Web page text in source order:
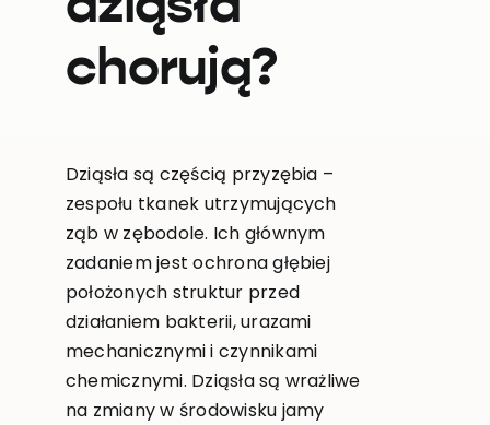
chorują?
Dziąsła są częścią przyzębia –
zespołu tkanek utrzymujących
ząb w zębodole. Ich głównym
zadaniem jest ochrona głębiej
położonych struktur przed
działaniem bakterii, urazami
mechanicznymi i czynnikami
chemicznymi. Dziąsła są wrażliwe
na zmiany w środowisku jamy